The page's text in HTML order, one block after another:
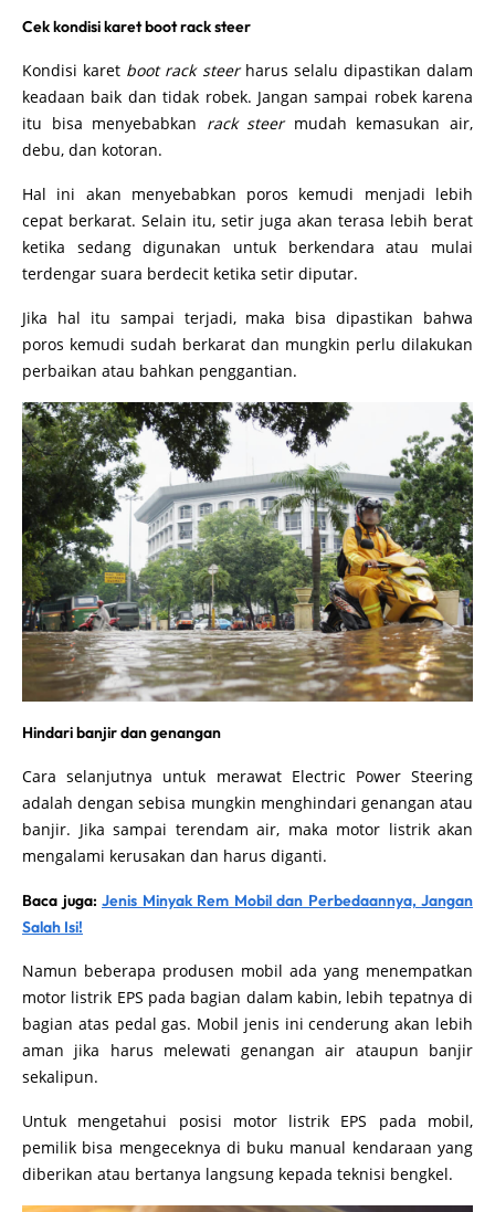
Cek kondisi karet boot rack steer
Kondisi karet boot rack steer harus selalu dipastikan dalam
keadaan baik dan tidak robek. Jangan sampai robek karena
itu bisa menyebabkan rack steer mudah kemasukan air,
debu, dan kotoran.
Hal ini akan menyebabkan poros kemudi menjadi lebih
cepat berkarat. Selain itu, setir juga akan terasa lebih berat
ketika sedang digunakan untuk berkendara atau mulai
terdengar suara berdecit ketika setir diputar.
Jika hal itu sampai terjadi, maka bisa dipastikan bahwa
poros kemudi sudah berkarat dan mungkin perlu dilakukan
perbaikan atau bahkan penggantian.
Hindari banjir dan genangan
Cara selanjutnya untuk merawat Electric Power Steering
adalah dengan sebisa mungkin menghindari genangan atau
banjir. Jika sampai terendam air, maka motor listrik akan
mengalami kerusakan dan harus diganti.
Baca juga: Jenis Minyak Rem Mobil dan Perbedaannya, Jangan
Salah Isi!
Namun beberapa produsen mobil ada yang menempatkan
motor listrik EPS pada bagian dalam kabin, lebih tepatnya di
bagian atas pedal gas. Mobil jenis ini cenderung akan lebih
aman jika harus melewati genangan air ataupun banjir
sekalipun.
Untuk mengetahui posisi motor listrik EPS pada mobil,
pemilik bisa mengeceknya di buku manual kendaraan yang
diberikan atau bertanya langsung kepada teknisi bengkel.